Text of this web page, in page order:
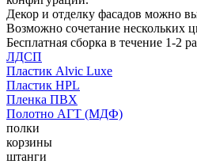
Декор и отделку фасадов можно
Возможно сочетание нескольких
Бесплатная сборка в течение 1-2
ЛДСП
Пластик Alvic Luxe
Пластик HPL
Пленка ПВХ
Полотно АГТ (МДФ)
полки
корзины
штанги